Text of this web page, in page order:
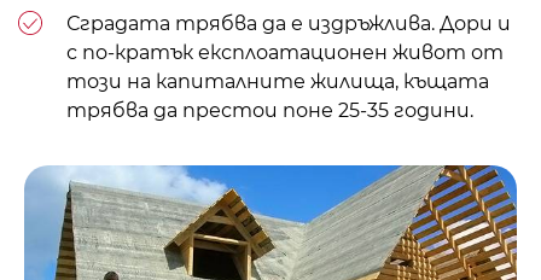
Сградата трябва да е издръжлива. Дори и
с по-кратък експлоатационен живот от
този на капиталните жилища, къщата
трябва да престои поне 25-35 години.